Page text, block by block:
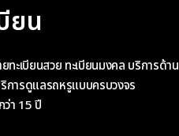
ยน
ทะเบียนสวย ทะเบียนมงคล บริการด้าน
การดูแลรถหรูแบบครบวงจร
า 15 ปี